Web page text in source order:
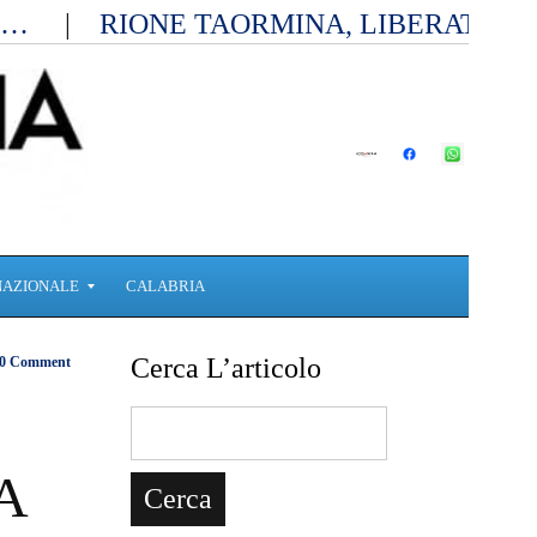
RIONE TAORMINA, LIBERATI
CALABRIA
Comment Cerca L’articolo